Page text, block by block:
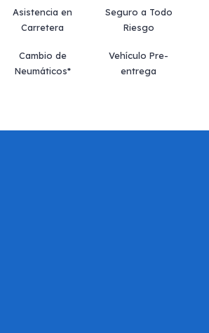
Asistencia en
Carretera
Seguro a Todo
Riesgo
Cambio de
Neumáticos*
Vehículo Pre-
entrega